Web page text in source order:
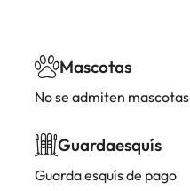
Mascotas
No se admiten mascotas
Guardaesquís
Guarda esquís de pago